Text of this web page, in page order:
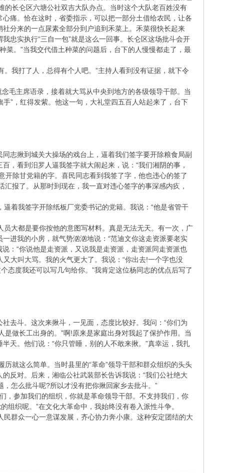
长仑区六塘公社双吉大队办点。当时这个大队老百姓没有
痛。恰在这时，省委指示，可以把一部分土借给农民，让各
分来的一点尿素全部分到户追到禾菜上。禾菜很快长起来
忠实执行“三自一包”就是这么一回事。长仑区这场批斗会开
菜。”当我交代借土种菜的问题后，台下的人慢慢都走了，最
我打了人，总得有个人吧。”主持人看到没有证据，就下令
毛主席语录，接着就大骂从中央到地方的各级领导干部。当
”，红得发紫。他这一句，大礼堂四五百人站起来了，台下
志揪到城关大操场的戏台上，逼着我们签字要开除粮食局副
，看到汨罗人逼我签字就大闹起来，说：“我们湘阴的事，
除甘党籍的字。喜民同志看到我签了字，他也违心的签了
报了。从那时到现在，我一直对违心签字的事深感内疚，
着我签字开除纸板厂党委书记的党籍。我说：“他是省管干
大都是要你按他的意图写材料。真是无法无天。有一次，广
进我的小房，就气势汹汹地说：“范迪文你这走资派要老实
：“你说他是走资派，又说我是走资派，走资派同走资派也
大叫大骂。我的火气更大了。我说：“你出去!一个字也没
态度我还可以写几句给你。”我肯定这位杨同志的优点后写了
去斗。这次来揪斗，一见面，态度比较好。我问：“你们为
做长工出身的。”啊!原来是家庭出身对我起了保护作用。当
天。他们说：“你只管睡，别的人不敢来揪。”真幸运，我扎
就这么简单。当时县里的“革命”领导干部和群众组织的头头
反对。后来，湘临公社武装部长告诉我说：“我们公社绝大
怎么批斗呢?所以才没有把你揪回家乡去批斗。”
参加我们的组织，你就是革命领导干部。不支持我们，你
组织呢。”在文化大革命中，我始终没有卷入派性斗争。
群众一心一意谋发展，齐心协力奔小康。这种安定团结的大